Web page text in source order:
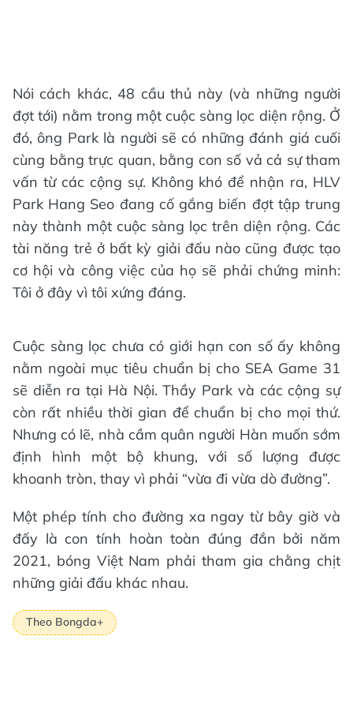
Nói cách khác, 48 cầu thủ này (và những người
đợt tới) nằm trong một cuộc sàng lọc diện rộng. Ở
đó, ông Park là người sẽ có những đánh giá cuối
cùng bằng trực quan, bằng con số vả cả sự tham
vấn từ các cộng sự. Không khó để nhận ra, HLV
Park Hang Seo đang cố gắng biến đợt tập trung
này thành một cuộc sàng lọc trên diện rộng. Các
tài năng trẻ ở bất kỳ giải đấu nào cũng được tạo
cơ hội và công việc của họ sẽ phải chứng minh:
Tôi ở đây vì tôi xứng đáng.
Cuộc sàng lọc chưa có giới hạn con số ấy không
nằm ngoài mục tiêu chuẩn bị cho SEA Game 31
sẽ diễn ra tại Hà Nội. Thầy Park và các cộng sự
còn rất nhiều thời gian để chuẩn bị cho mọi thứ.
Nhưng có lẽ, nhà cầm quân người Hàn muốn sớm
định hình một bộ khung, với số lượng được
khoanh tròn, thay vì phải “vừa đi vừa dò đường”.
Một phép tính cho đường xa ngay từ bây giờ và
đấy là con tính hoàn toàn đúng đắn bởi năm
2021, bóng Việt Nam phải tham gia chằng chịt
những giải đấu khác nhau.
Theo Bongda+